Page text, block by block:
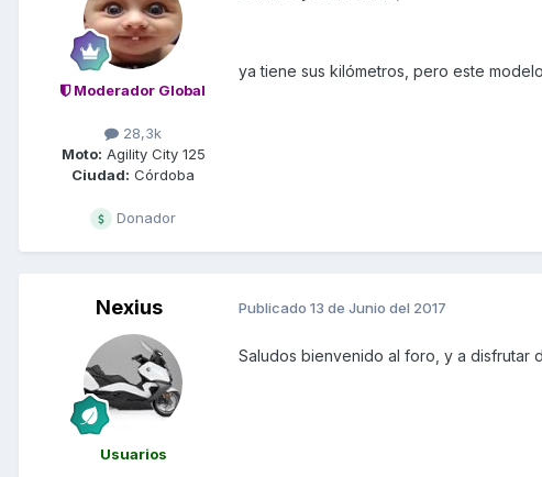
Moderador Global
28,3k
Moto: Agility City 125
Ciudad: Córdoba
Donador
ya tiene sus kilómetros, pero este
Nexius
Usuarios
Publicado 13 de Junio del 2017
Saludos bienvenido al foro, y a disfrutar